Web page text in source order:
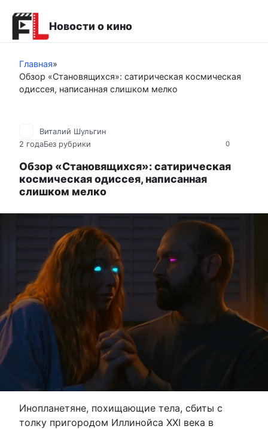
контенту
Новости о кино
Главная»
Обзор «Становящихся»: сатирическая космическая
одиссея, написанная слишком мелко
0
Виталий Шульгин
2 годаБез рубрики
Обзор «Становящихся»: сатирическая
космическая одиссея, написанная
слишком мелко
Инопланетяне, похищающие тела, сбиты с
толку пригородом Иллинойса XXI века в